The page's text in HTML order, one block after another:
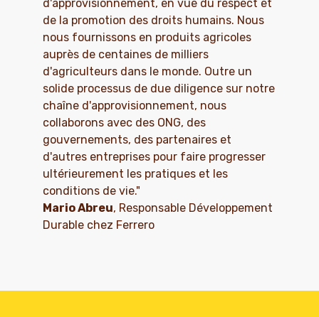
d'approvisionnement, en vue du respect et
de la promotion des droits humains. Nous
nous fournissons en produits agricoles
auprès de centaines de milliers
d'agriculteurs dans le monde. Outre un
solide processus de due diligence sur notre
chaîne d'approvisionnement, nous
collaborons avec des ONG, des
gouvernements, des partenaires et
d'autres entreprises pour faire progresser
ultérieurement les pratiques et les
conditions de vie."
Mario Abreu, Responsable Développement
Durable chez Ferrero